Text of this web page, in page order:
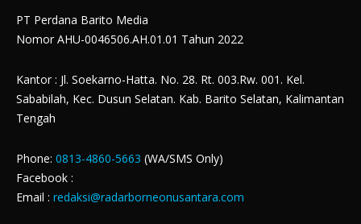
PT Perdana Barito Media
Nomor AHU-0046506.AH.01.01 Tahun 2022
Kantor : Jl. Soekarno-Hatta. No. 28. Rt. 003.Rw. 001. Kel.
Sababilah, Kec. Dusun Selatan. Kab. Barito Selatan, Kalimantan
Tengah
Phone: 0813-4860-5663 (WA/SMS Only)
Facebook :
Email : redaksi@radarborneonusantara.com